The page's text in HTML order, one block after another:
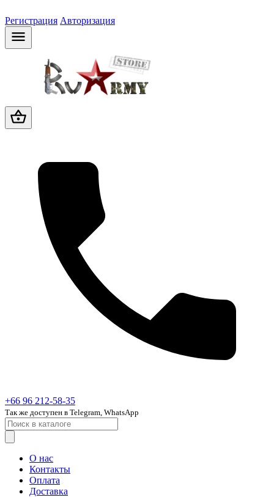
Регистрация Авторизация
+66 96 212-58-35
Так же доступен в Telegram, WhatsApp
О нас
Контакты
Оплата
Доставка